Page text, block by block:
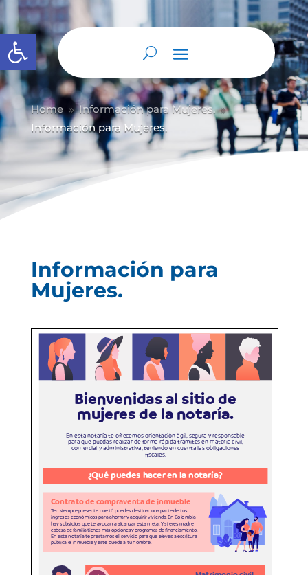
Abrir barra de herramientas
Home 9 Información para Mujeres. 9
Información para Mujeres.
Información para
Mujeres.